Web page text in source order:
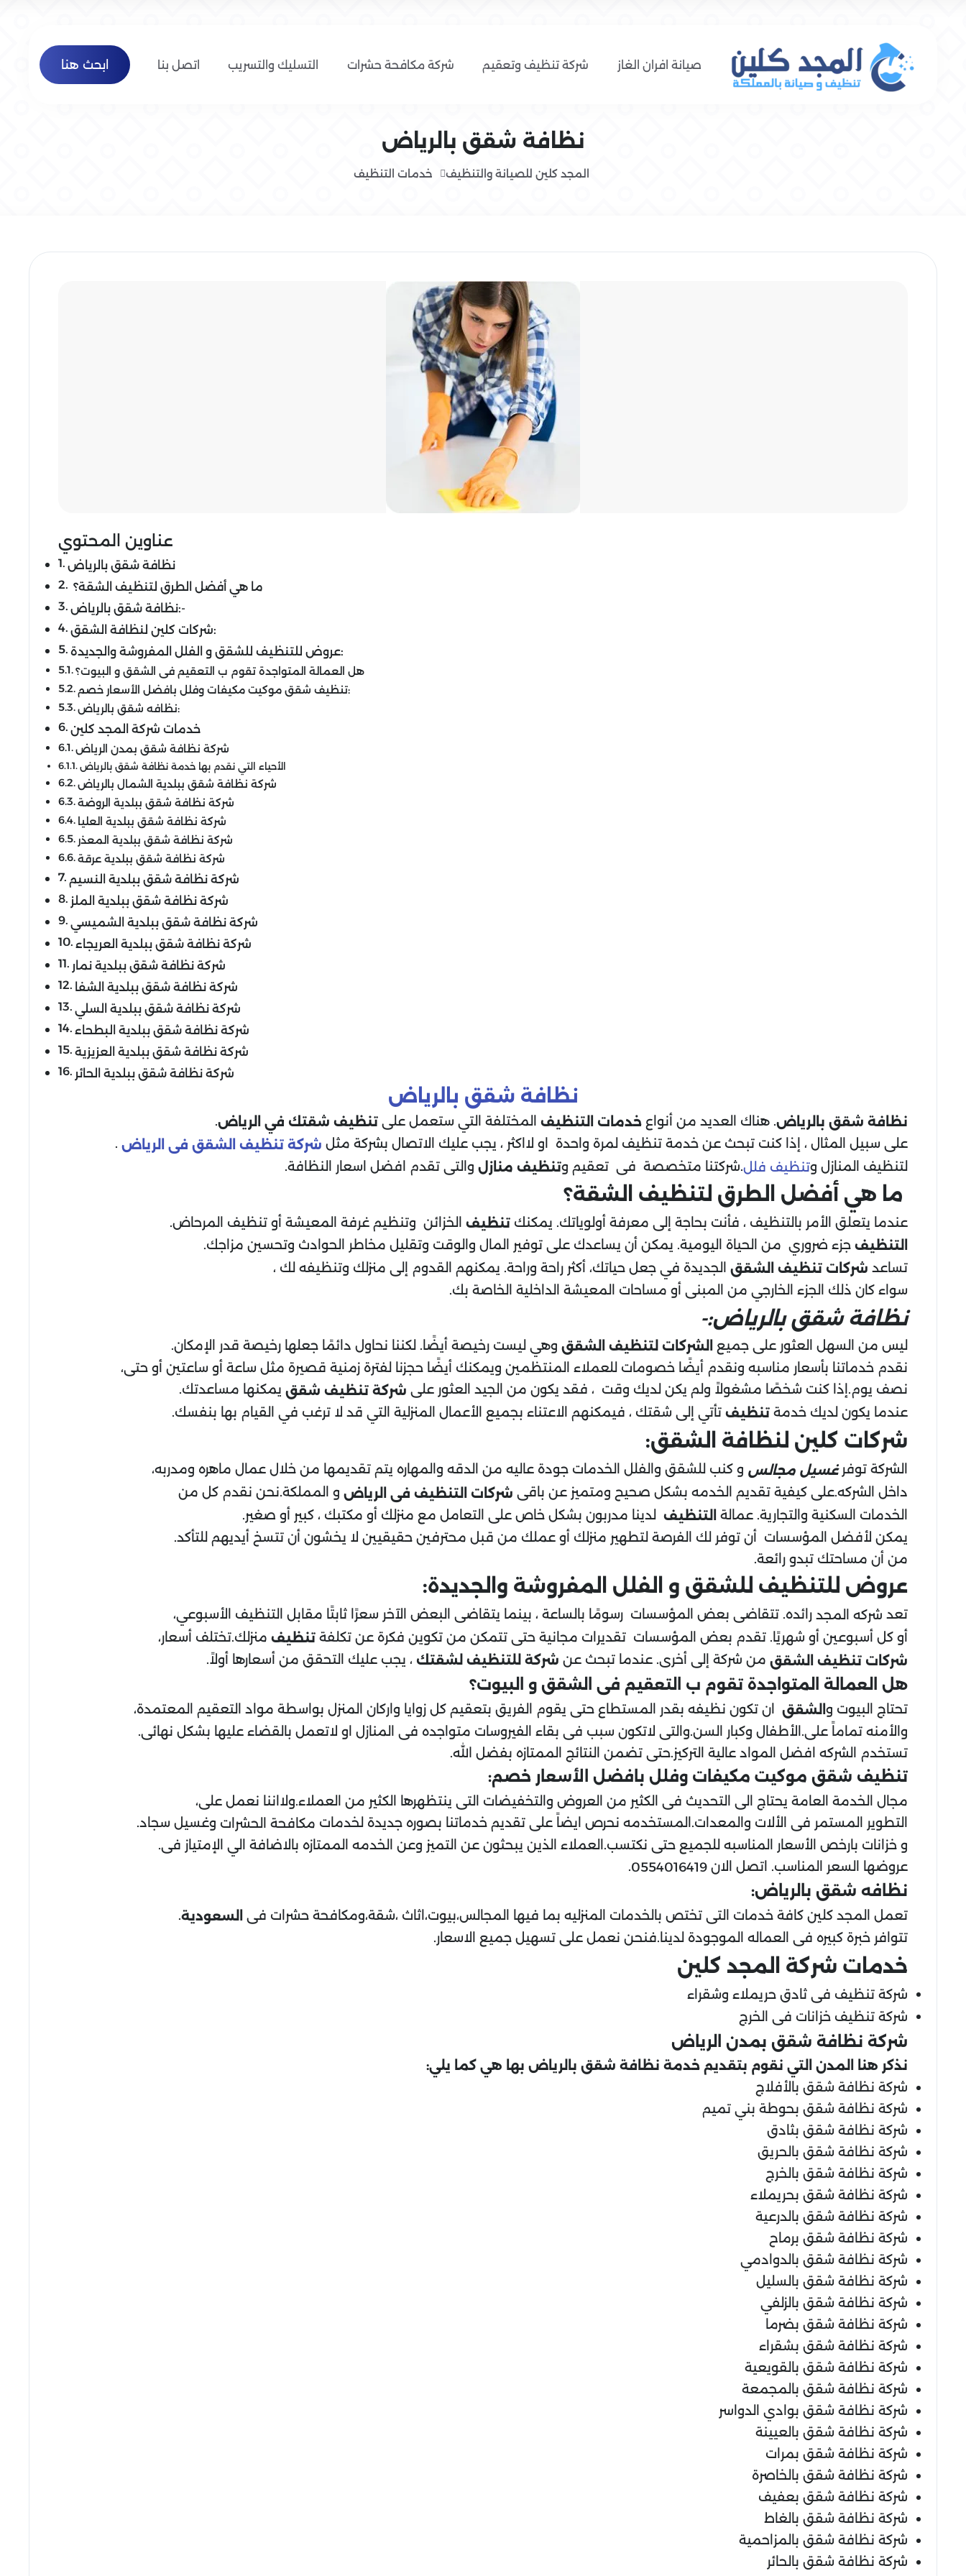
صيانة افران الغاز شركة تنظيف وتعقيم شركة مكافحة حشرات التسليك والتسريب اتصل بنا ابحث هنا
نظافة شقق بالرياض
المجد كلين للصيانة والتنظيف خدمات التنظيف
عناوين المحتوي
نظافة شقق بالرياض
ما هي أفضل الطرق لتنظيف الشقة؟
نظافة شقق بالرياض:-
شركات كلين لنظافة الشقق:
عروض للتنظيف للشقق و الفلل المفروشة والجديدة:
هل العمالة المتواجدة تقوم ب التعقيم فى الشقق و البيوت؟
تنظيف شقق موكيت مكيفات وفلل بافضل الأسعار خصم:
نظافه شقق بالرياض:
خدمات شركة المجد كلين
شركة نظافة شقق بمدن الرياض
الأحياء التي نقدم بها خدمة نظافة شقق بالرياض
شركة نظافة شقق ببلدية الشمال بالرياض
شركة نظافة شقق ببلدية الروضة
شركة نظافة شقق ببلدية العليا
شركة نظافة شقق ببلدية المعذر
شركة نظافة شقق ببلدية عرقة
شركة نظافة شقق ببلدية النسيم
شركة نظافة شقق ببلدية الملز
شركة نظافة شقق ببلدية الشميسي
شركة نظافة شقق ببلدية العريجاء
شركة نظافة شقق ببلدية نمار
شركة نظافة شقق ببلدية الشفا
شركة نظافة شقق ببلدية السلي
شركة نظافة شقق ببلدية البطحاء
شركة نظافة شقق ببلدية العزيزية
شركة نظافة شقق ببلدية الحائر
نظافة شقق بالرياض
نظافة شقق بالرياض. هناك العديد من أنواع خدمات التنظيف المختلفة التي ستعمل على تنظيف شقتك في الرياض.
على سبيل المثال ، إذا كنت تبحث عن خدمة تنظيف لمرة واحدة او لااكثر ، يجب عليك الاتصال بشركة مثل شركة تنظيف الشقق فى الرياض .
لتنظيف المنازل وتنظيف فلل.شركتنا متخصصة فى تعقيم وتنظيف منازل والتى تقدم افضل اسعار النظافة.
ما هي أفضل الطرق لتنظيف الشقة؟
عندما يتعلق الأمر بالتنظيف ، فأنت بحاجة إلى معرفة أولوياتك. يمكنك تنظيف الخزائن وتنظيم غرفة المعيشة أو تنظيف المرحاض.
التنظيف جزء ضروري من الحياة اليومية. يمكن أن يساعدك على توفير المال والوقت وتقليل مخاطر الحوادث وتحسين مزاجك.
تساعد شركات تنظيف الشقق الجديدة في جعل حياتك، أكثر راحة وراحة. يمكنهم القدوم إلى منزلك وتنظيفه لك ،
سواء كان ذلك الجزء الخارجي من المبنى أو مساحات المعيشة الداخلية الخاصة بك.
نظافة شقق بالرياض:-
ليس من السهل العثور على جميع الشركات لتنظيف الشقق وهي ليست رخيصة أيضًا. لكننا نحاول دائمًا جعلها رخيصة قدر الإمكان.
نقدم خدماتنا بأسعار مناسبه ونقدم أيضًا خصومات للعملاء المنتظمين ويمكنك أيضًا حجزنا لفترة زمنية قصيرة مثل ساعة أو ساعتين أو حتى،
نصف يوم.إذا كنت شخصًا مشغولاً ولم يكن لديك وقت ، فقد يكون من الجيد العثور على شركة تنظيف شقق يمكنها مساعدتك.
عندما يكون لديك خدمة تنظيف تأتي إلى شقتك ، فيمكنهم الاعتناء بجميع الأعمال المنزلية التي قد لا ترغب في القيام بها بنفسك.
شركات كلين لنظافة الشقق:
الشركة توفرغسيل مجالس و كنب للشقق والفلل الخدمات جودة عاليه من الدقه والمهاره يتم تقديمها من خلال عمال ماهره ومدربه،
داخل الشركه.على كيفية تقديم الخدمه بشكل صحيح ومتميز عن باقى شركات التنظيف فى الرياض و المملكة.نحن نقدم كل من
الخدمات السكنية والتجارية. عمالة التنظيف لدينا مدربون بشكل خاص على التعامل مع منزلك أو مكتبك ، كبير أو صغير.
يمكن لأفضل المؤسسات أن توفر لك الفرصة لتطهير منزلك أو عملك من قبل محترفين حقيقيين لا يخشون أن تتسخ أيديهم للتأكد.
من أن مساحتك تبدو رائعة.
عروض للتنظيف للشقق و الفلل المفروشة والجديدة:
تعد شركه المجد رائده. تتقاضى بعض المؤسسات رسومًا بالساعة ، بينما يتقاضى البعض الآخر سعرًا ثابتًا مقابل التنظيف الأسبوعي،
أو كل أسبوعين أو شهريًا. تقدم بعض المؤسسات تقديرات مجانية حتى تتمكن من تكوين فكرة عن تكلفة تنظيف منزلك.تختلف أسعار،
شركات تنظيف الشقق من شركة إلى أخرى. عندما تبحث عن شركة للتنظيف لشقتك ، يجب عليك التحقق من أسعارها أولاً.
هل العمالة المتواجدة تقوم ب التعقيم فى الشقق و البيوت؟
تحتاج البيوت و الشقق ان تكون نظيفه بقدر المستطاع حتى يقوم الفريق بتعقيم كل زوايا واركان المنزل بواسطة مواد التعقيم المعتمدة،
والأمنه تماماً على.الأطفال وكبار السن.والتى لاتكون سبب فى بقاء الفيروسات متواجده فى المنازل او لاتعمل بالقضاء عليها بشكل نهائى.
تستخدم الشركه افضل المواد عالية التركيز.حتى تضمن النتائج الممتازه بفضل الله.
تنظيف شقق موكيت مكيفات وفلل بافضل الأسعار خصم:
مجال الخدمة العامة يحتاج الى التحديث فى الكثير من العروض والتخفيضات التى ينتظهرها الكثير من العملاء.ولااننا نعمل على،
التطوير المستمر فى الألات والمعدات.المستخدمه نحرص ايضاً على تقديم خدماتنا بصوره جديدة لخدمات مكافحة الحشرات وغسيل سجاد.
و خزانات بارخص الأسعار المناسبه للجميع حتى نكتسب.العملاء الذين يبحثون عن التميز وعن الخدمه الممتازه بالاضافة الي الإمتياز فى.
عروضها السعر المناسب. اتصل الان 0554016419
.
نظافه شقق بالرياض:
تعمل المجد كلين كافة خدمات التى تختص بالخدمات المنزليه بما فيها المجالس،بيوت،اثاث ،شقة،ومكافحة حشرات فى السعودية.
تتوافر خبرة كبيره فى العماله الموجودة لدينا.فنحن نعمل على تسهيل جميع الاسعار.
خدمات شركة المجد كلين
شركة تنظيف فى ثادق حريملاء وشقراء
شركة تنظيف خزانات فى الخرج
شركة نظافة شقق بمدن الرياض
نذكر هنا المدن التي نقوم بتقديم خدمة نظافة شقق بالرياض بها هي كما يلي:
شركة نظافة شقق بالأفلاج
شركة نظافة شقق بحوطة بني تميم
شركة نظافة شقق بثادق
شركة نظافة شقق بالحريق
شركة نظافة شقق بالخرج
شركة نظافة شقق بحريملاء
شركة نظافة شقق بالدرعية
شركة نظافة شقق برماح
شركة نظافة شقق بالدوادمي
شركة نظافة شقق بالسليل
شركة نظافة شقق بالزلفي
شركة نظافة شقق بضرما
شركة نظافة شقق بشقراء
شركة نظافة شقق بالقويعية
شركة نظافة شقق بالمجمعة
شركة نظافة شقق بوادي الدواسر
شركة نظافة شقق بالعيينة
شركة نظافة شقق بمرات
شركة نظافة شقق بالخاصرة
شركة نظافة شقق بعفيف
شركة نظافة شقق بالغاط
شركة نظافة شقق بالمزاحمية
شركة نظافة شقق بالحائر